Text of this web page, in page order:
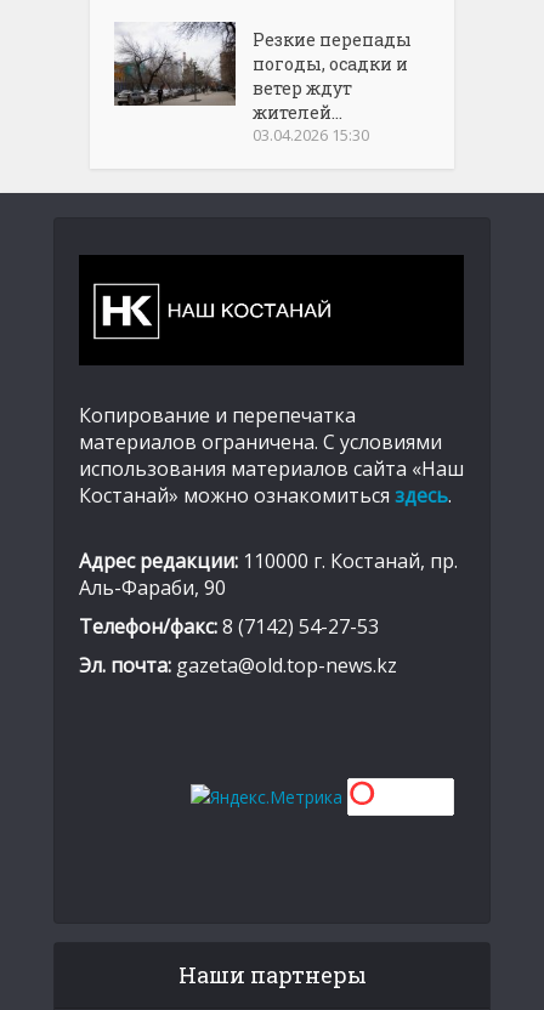
Резкие перепады
погоды, осадки и
ветер ждут
жителей...
03.04.2026 15:30
Копирование и перепечатка
материалов ограничена. С условиями
использования материалов сайта «Наш
Костанай» можно ознакомиться здесь.
Адрес редакции: 110000 г. Костанай, пр.
Аль-Фараби, 90
Телефон/факс:8 (7142) 54-27-53
Эл. почта: gazeta@old.top-news.kz
Наши партнеры